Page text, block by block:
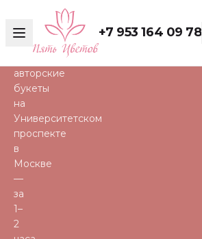
+7 953 164 09 78
пионы,
тюльпаны
авторские
букеты
на
Университетском
проспекте
в
Москве
—
за
1–
2